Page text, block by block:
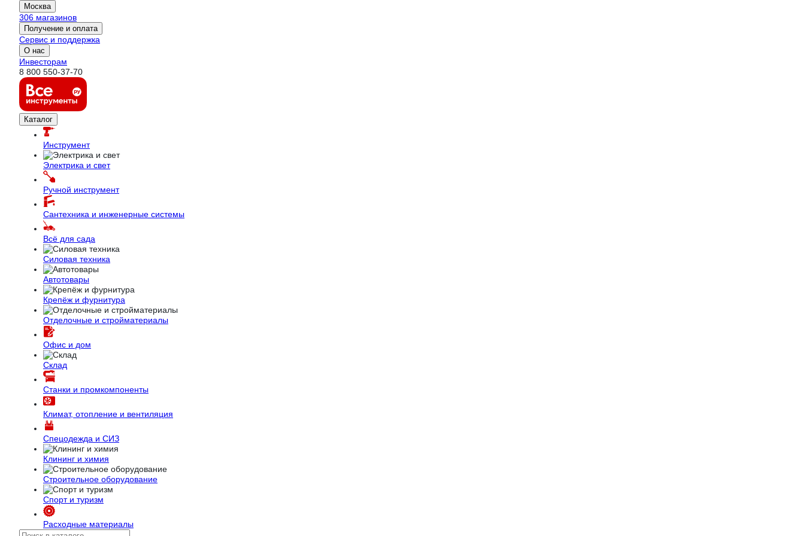
Москва
306 магазинов
Получение и оплата
Сервис и поддержка
О нас
Инвесторам
8 800 550-37-70
Каталог
Инструмент
Электрика и свет
Ручной инструмент
Сантехника и инженерные системы
Всё для сада
Силовая техника
Автотовары
Крепёж и фурнитура
Отделочные и стройматериалы
Офис и дом
Склад
Станки и промкомпоненты
Климат, отопление и вентиляция
Спецодежда и СИЗ
Клининг и химия
Строительное оборудование
Спорт и туризм
Расходные материалы